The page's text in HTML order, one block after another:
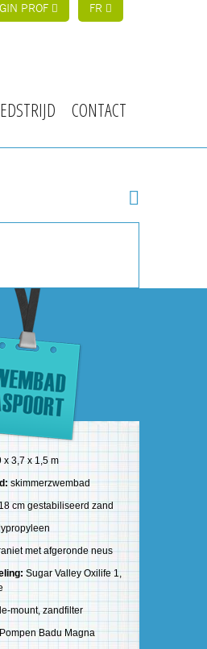
PROF FR
CONTACT
x 3,7 x 1,5 m
skimmerzwembad
cm gestabiliseerd zand
met afgeronde neus
Sugar Valley Oxilife 1,
mount, zandfilter
Badu Magna